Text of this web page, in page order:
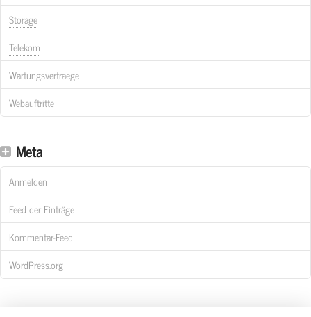
Storage
Telekom
Wartungsvertraege
Webauftritte
Meta
Anmelden
Feed der Einträge
Kommentar-Feed
WordPress.org